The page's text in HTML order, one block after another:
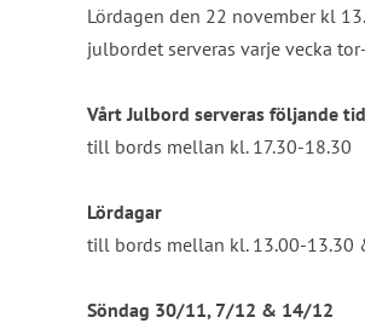
Lördagen den 22 november kl
julbordet serveras varje vecka
Vårt Julbord serveras följande
till bords mellan kl. 17.30-18.30
Lördagar
till bords mellan kl. 13.00-13.30
Söndag 30/11, 7/12 & 14/12